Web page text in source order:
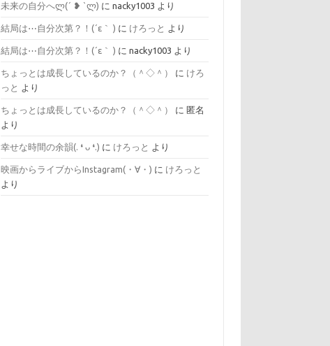
未来の自分へლ⁠(⁠´⁠ ⁠❥⁠ ⁠`⁠ლ⁠) にnacky1003 より
結局は⋯自分次第？！(´ε｀ ) に けろっと より
結局は⋯自分次第？！(´ε｀ ) にnacky1003 より
ちょっとは成長しているのか？（＾◇＾） に けろ
っと より
ちょっとは成長しているのか？（＾◇＾） に 匿名
より
幸せな時間の余韻(⁠.⁠ ⁠❛⁠ ⁠ᴗ⁠ ⁠❛⁠.⁠) に けろっと より
映画からライブからInstagram(⁠・⁠∀⁠・⁠) に けろっと
より